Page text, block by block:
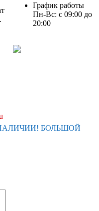
График работы
Пн-Вс: с 09:00 до
20:00
БОЛЬШОЙ